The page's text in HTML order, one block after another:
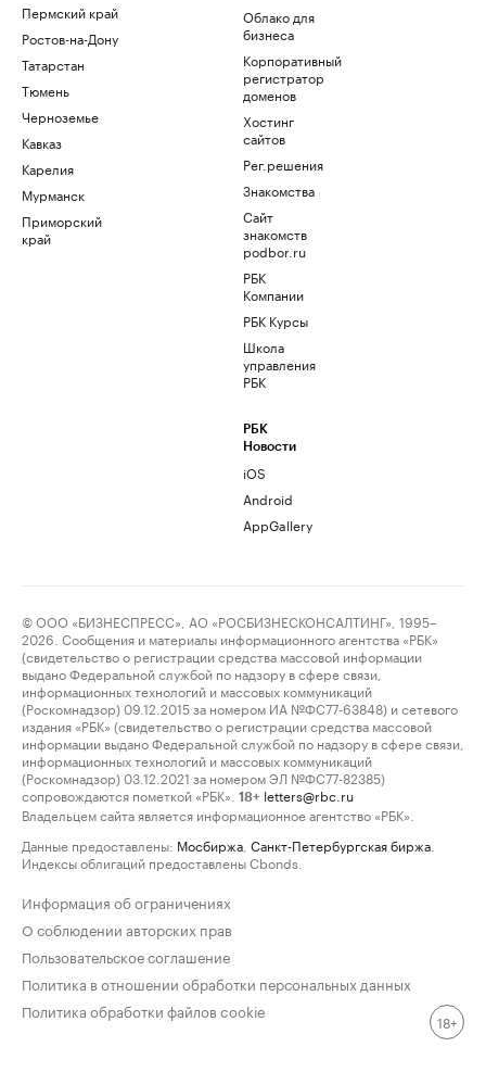
Пермский край
Ростов-на-Дону
Татарстан
Тюмень
Черноземье
Кавказ
Карелия
Мурманск
Приморский
край
Облако для
бизнеса
Корпоративный
регистратор
доменов
Хостинг
сайтов
Рег.решения
Знакомства
Сайт
знакомств
podbor.ru
РБК
Компании
РБК Курсы
Школа
управления
РБК
РБК
Новости
iOS
Android
AppGallery
© ООО «БИЗНЕСПРЕСС», АО «РОСБИЗНЕСКОНСАЛТИНГ», 1995–
2026. Сообщения и материалы информационного агентства «РБК»
(свидетельство о регистрации средства массовой информации
выдано Федеральной службой по надзору в сфере связи,
информационных технологий и массовых коммуникаций
(Роскомнадзор) 09.12.2015 за номером ИА №ФС77-63848) и сетевого
издания «РБК» (свидетельство о регистрации средства массовой
информации выдано Федеральной службой по надзору в сфере связи,
информационных технологий и массовых коммуникаций
(Роскомнадзор) 03.12.2021 за номером ЭЛ №ФС77-82385)
сопровождаются пометкой «РБК».
18+ letters@rbc.ru
Владельцем сайта является информационное агентство «РБК».
Данные предоставлены: Мосбиржа Санкт-Петербургская биржа
Индексы облигаций предоставлены Cbonds.
Информация об ограничениях
О соблюдении авторских прав
Пользовательское соглашение
Политика в отношении обработки персональных данных
Политика обработки файлов cookie
18+